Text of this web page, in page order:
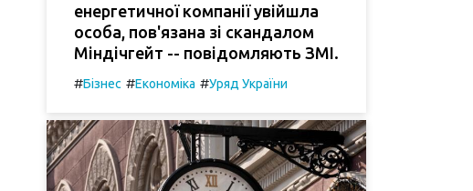
енергетичної компанії увійшла
особа, пов'язана зі скандалом
Міндічгейт -- повідомляють ЗМІ.
#Бізнес #Економіка #Уряд України